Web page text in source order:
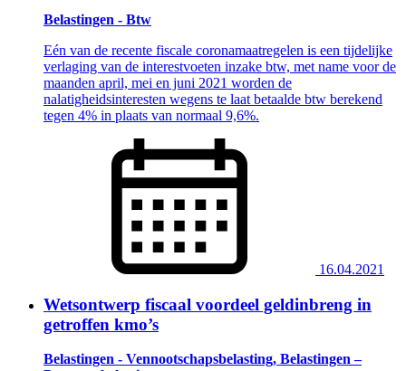
Belastingen - Btw
Eén van de recente fiscale coronamaatregelen is een tijdelijke
verlaging van de interestvoeten inzake btw, met name voor de
maanden april, mei en juni 2021 worden de
nalatigheidsinteresten wegens te laat betaalde btw berekend
tegen 4% in plaats van normaal 9,6%.
16.04.2021
Wetsontwerp fiscaal voordeel geldinbreng in
getroffen kmo’s
Belastingen - Vennootschapsbelasting, Belastingen –